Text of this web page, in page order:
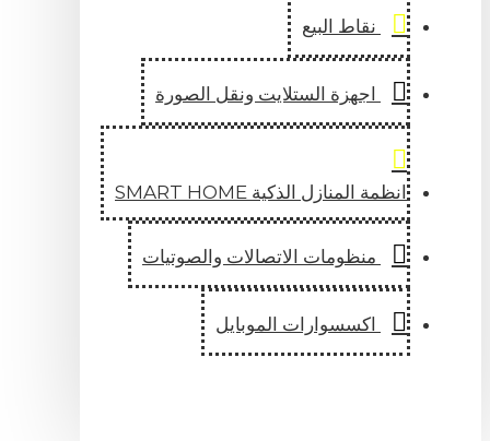
نقاط البيع
اجهزة الستلايت ونقل الصورة
انظمة المنازل الذكية SMART HOME
منظومات الاتصالات والصوتيات
اكسسوارات الموبايل